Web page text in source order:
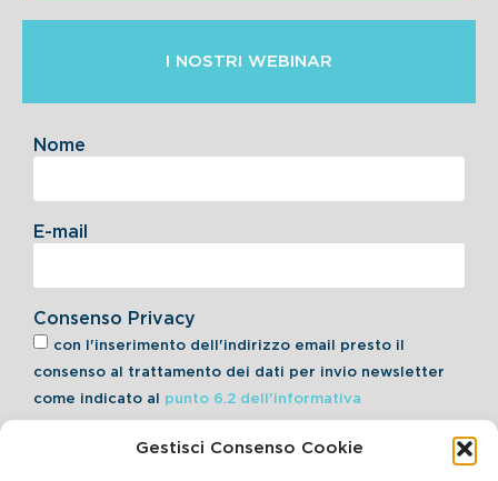
Gestisci Consenso Cookie
I NOSTRI WEBINAR
Consenso Privacy
con l'inserimento dell'indirizzo email presto il
consenso al trattamento dei dati per invio newsletter
come indicato al punto 6.2 dell'informativa
Nome
E-mail
Iscriviti alla Newsletter